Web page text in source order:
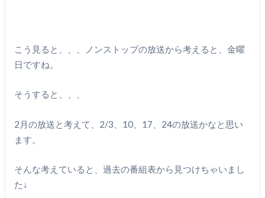
こう見ると、、、ノンストップの放送から考えると、金曜
日ですね。
そうすると、、、
2月の放送と考えて、2/3、10、17、24の放送かなと思い
ます。
そんな考えていると、過去の番組表から見つけちゃいまし
た↓